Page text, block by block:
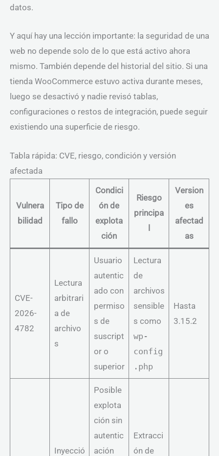
datos.
Y aquí hay una lección importante: la seguridad de una
web no depende solo de lo que está activo ahora
mismo. También depende del historial del sitio. Si una
tienda WooCommerce estuvo activa durante meses,
luego se desactivó y nadie revisó tablas,
configuraciones o restos de integración, puede seguir
existiendo una superficie de riesgo.
Tabla rápida: CVE, riesgo, condición y versión
afectada
Vulnera
bilidad
Tipo de
fallo
Condici
ón de
explota
ción
Riesgo
principa
l
Version
es
afectad
as
CVE-
2026-
4782
Lectura
arbitrari
a de
archivo
s
Usuario
autentic
ado con
permiso
s de
suscript
or o
superior
Lectura
de
archivos
sensible
s como
wp-
config
.php
Hasta
3.15.2
Inyecció
Posible
explota
ción sin
autentic
ación
Extracci
ón de